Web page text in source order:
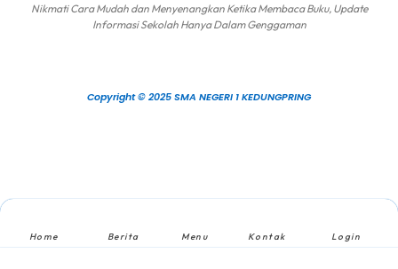
Nikmati Cara Mudah dan Menyenangkan Ketika Membaca Buku, Update
Informasi Sekolah Hanya Dalam Genggaman
Copyright © 2025 SMA NEGERI 1 KEDUNGPRING
Home Berita Menu Kontak Login